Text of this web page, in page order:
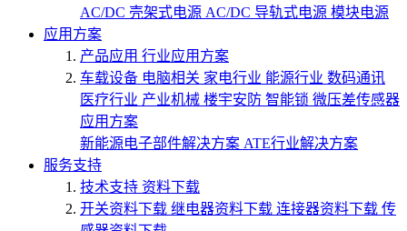
AC/DC 壳架式电源 AC/DC 导轨式电源 模块电源
应用方案
产品应用 行业应用方案
车载设备 电脑相关 家电行业 能源行业 数码通讯
医疗行业 产业机械 楼宇安防 智能锁 微压差传感器
应用方案
新能源电子部件解决方案 ATE行业解决方案
服务支持
技术支持 资料下载
开关资料下载 继电器资料下载 连接器资料下载 传